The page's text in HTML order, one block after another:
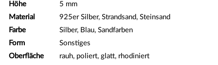
Höhe
5 mm
Material
925er Silber, Strandsand, Steinsand
Farbe
Silber, Blau, Sandfarben
Form
Sonstiges
Oberfläche
rauh, poliert, glatt, rhodiniert